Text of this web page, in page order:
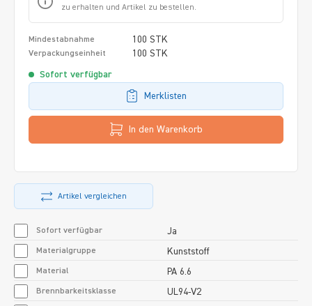
zu erhalten und Artikel zu bestellen.
Mindestabnahme 100 STK
Verpackungseinheit 100 STK
Sofort verfügbar
Merklisten
In den Warenkorb
Artikel vergleichen
Sofort verfügbar Ja
Materialgruppe Kunststoff
Material PA 6.6
Brennbarkeitsklasse UL94-V2